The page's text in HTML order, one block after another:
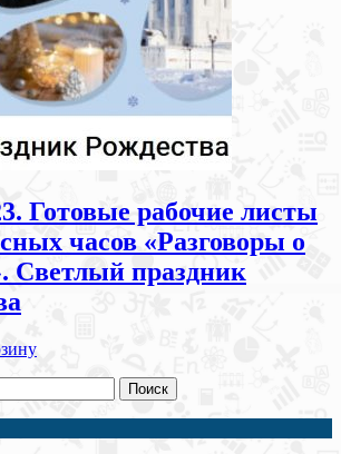
Готовые рабочие листы
часов «Разговоры о
Светлый праздник